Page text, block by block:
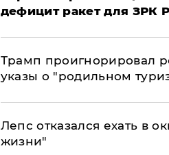
дефицит ракет для ЗРК
Трамп проигнорировал
указы о "родильном
Лепс отказался ехать в
жизни"